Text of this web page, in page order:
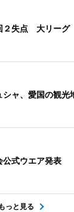
２失点 大リーグ
シャ、愛国の観
公式ウエア発表
もっと見る